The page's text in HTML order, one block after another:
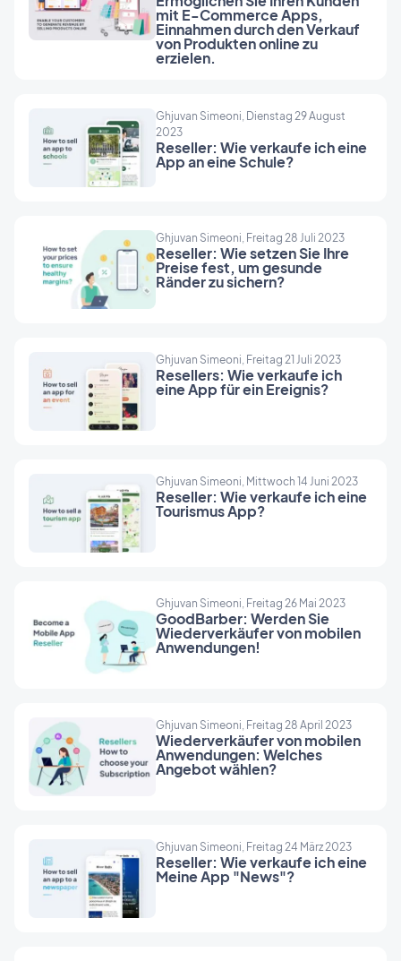
Markteinführung dennoch eine Menge zu
beachten, und dieses eBook wird Sie bei der
Navigation durch den Prozess begleiten.
mit E-Commerce Apps,
Einnahmen durch den Verkauf
von Produkten online zu
erzielen.
Ghjuvan Simeoni, Dienstag 29 August
2023
Reseller: Wie verkaufe ich eine
App an eine Schule?
Ghjuvan Simeoni, Freitag 28 Juli 2023
Reseller: Wie setzen Sie Ihre
Preise fest, um gesunde
Ränder zu sichern?
Ghjuvan Simeoni, Freitag 21 Juli 2023
Resellers: Wie verkaufe ich
eine App für ein Ereignis?
Ghjuvan Simeoni, Mittwoch 14 Juni 2023
Reseller: Wie verkaufe ich eine
Tourismus App?
Ghjuvan Simeoni, Freitag 26 Mai 2023
GoodBarber: Werden Sie
Wiederverkäufer von mobilen
Anwendungen!
Ghjuvan Simeoni, Freitag 28 April 2023
Wiederverkäufer von mobilen
Anwendungen: Welches
Angebot wählen?
Ghjuvan Simeoni, Freitag 24 März 2023
Reseller: Wie verkaufe ich eine
Meine App "News"?